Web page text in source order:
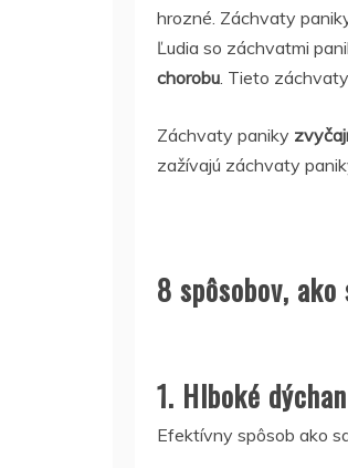
hrozné. Záchvaty
Ľudia so záchvatmi
chorobu. Tieto
Záchvaty paniky
zažívajú záchvaty
8 spôsobov,
1. Hlboké
Efektívny spôsob ako